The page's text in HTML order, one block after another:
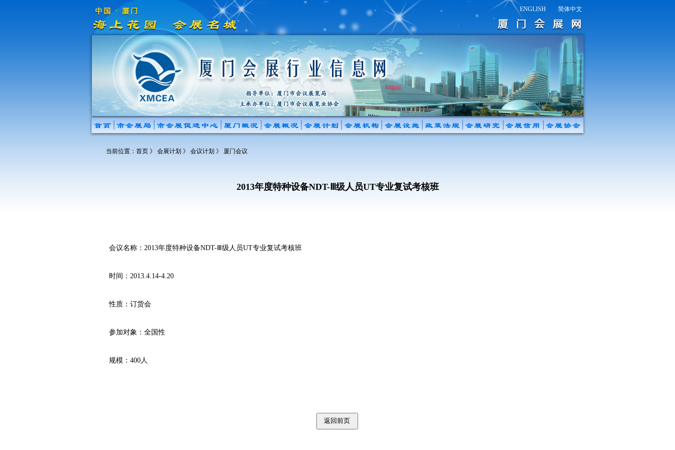
ENGLISH 简体中文
当前位置： 首页 》 会展计划 》 会议计划 》 厦门会议
2013年度特种设备NDT-Ⅲ级人员UT专业复试考核班
会议名称：2013年度特种设备NDT-Ⅲ级人员UT专业复试考核班
时间：2013.4.14-4.20
性质：订货会
参加对象：全国性
规模：400人